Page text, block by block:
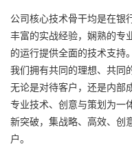
公司核心技术骨干均是在银
丰富的实战经验，娴熟的专
的运行提供全面的技术支持
我们拥有共同的理想、共同
无论是对待客户，还是内部
专业技术、创意与策划为一
新突破，集战略、高效、创
户。